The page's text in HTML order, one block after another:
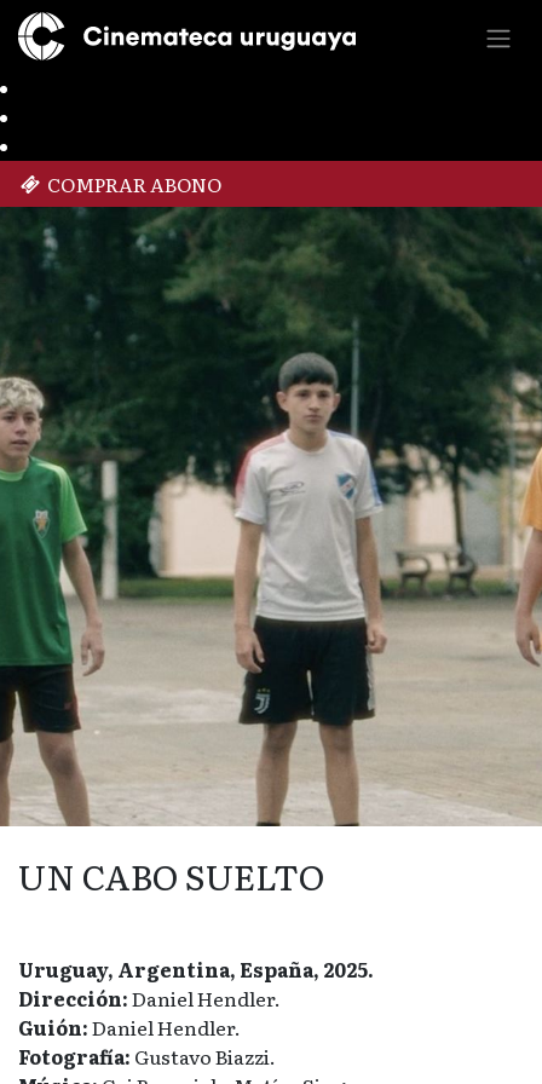
COMPRAR ABONO
UN CABO SUELTO
Uruguay, Argentina, España, 2025.
Dirección:Daniel Hendler.
Guión:Daniel Hendler.
Fotografía: Gustavo Biazzi.